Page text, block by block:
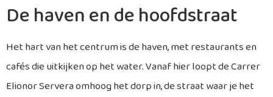
De haven en de hoofdstraat
Het hart van het centrum is de haven, met restaurants en
cafés die uitkijken op het water. Vanaf hier loopt de Carrer
Elionor Servera omhoog het dorp in, de straat waar je het